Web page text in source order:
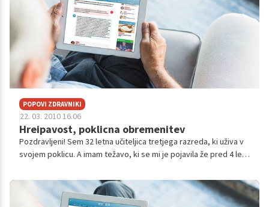
POPOVI ZDRAVNIKI
22. 03. 2010 16.06
Hreipavost, poklicna obremenitev
Pozdravljeni! Sem 32 letna učiteljica tretjega razreda, ki uživa v
svojem poklicu. A imam težavo, ki se mi je pojavila že pred 4 leti,